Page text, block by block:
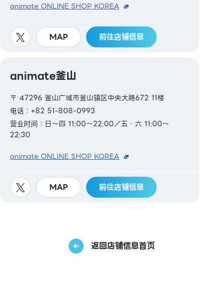
animate ONLINE SHOP KOREA
MAP 前往店铺信息
animate釜山
〒 47296 釜山广域市釜山镇区中央大路672 11楼
电话：+82 51-808-0993
营业时间：日～四 11:00～22:00／五・六 11:00～
22:30
animate ONLINE SHOP KOREA
MAP 前往店铺信息
返回店铺信息首页